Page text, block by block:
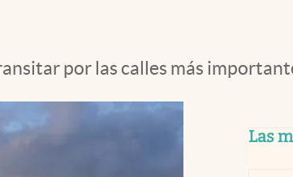
por las calles más
Las